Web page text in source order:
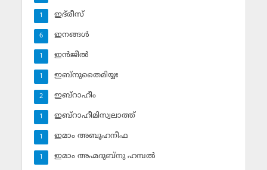
ഇദ്‌രീസ്‌
1
ഇനങ്ങള്‍
6
ഇന്‍ജീല്‍
1
ഇബ്‌നുതൈമിയ്യഃ
1
ഇബ്‌റാഹീം
2
ഇബ്‌റാഹീമിസ്വലാത്ത്
1
ഇമാം അബൂഹനീഫ
1
ഇമാം അഹ്മദുബ്‌നു ഹമ്പല്‍
1